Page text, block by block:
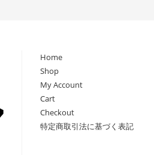
Home
Shop
My Account
Cart
Checkout
特定商取引法に基づく表記